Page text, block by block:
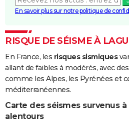
En savoir plus sur notre politique de
RISQUE DE SÉISME À
En France, les risques sismiques
allant de faibles à modérés, avec
comme les Alpes, les Pyrénées et
méditerranéennes.
Carte des séismes survenus
alentours